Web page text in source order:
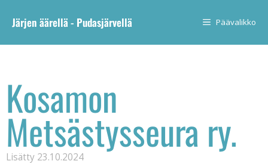
Järjen äärellä - Pudasjärvellä Päävalikko
Kosamon
Metsästysseura ry.
Lisätty 23.10.2024